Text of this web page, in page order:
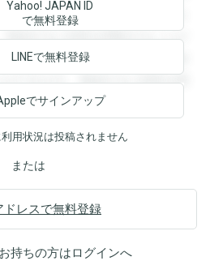
とができます。登録すると回答を
登録すると回答を閲覧することが
を閲覧することができます。登録
ができます。登録すると回答を閲
Yahoo! JAPAN ID
で無料登録
LINEで無料登録
でサインアップ
用状況は投稿されません
または
ドレスで無料登録
持ちの方はログインへ